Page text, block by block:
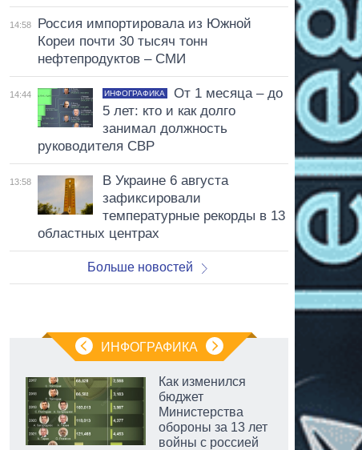
14:58
Россия импортировала из Южной
Кореи почти 30 тысяч тонн
нефтепродуктов – СМИ
14:44 ИНФОГРАФИКА
От 1 месяца – до
5 лет: кто и как долго
занимал должность
руководителя СВР
13:58
В Украине 6 августа
зафиксировали
температурные рекорды в 13
областных центрах
Больше новостей
ИНФОГРАФИКА
Как изменился
бюджет
Министерства
обороны за 13 лет
войны с россией